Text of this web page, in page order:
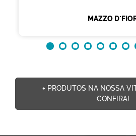
MAZZO
+ PRODUTOS NA NOSSA
CONFIRA!